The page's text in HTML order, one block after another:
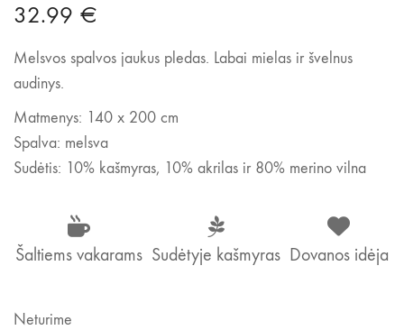
32.99 €
Melsvos spalvos jaukus pledas. Labai mielas ir švelnus
audinys.
Matmenys: 140 x 200 cm
Spalva: melsva
Sudėtis: 10% kašmyras, 10% akrilas ir 80% merino vilna
Šaltiems vakarams Sudėtyje kašmyras Dovanos idėja
Neturime